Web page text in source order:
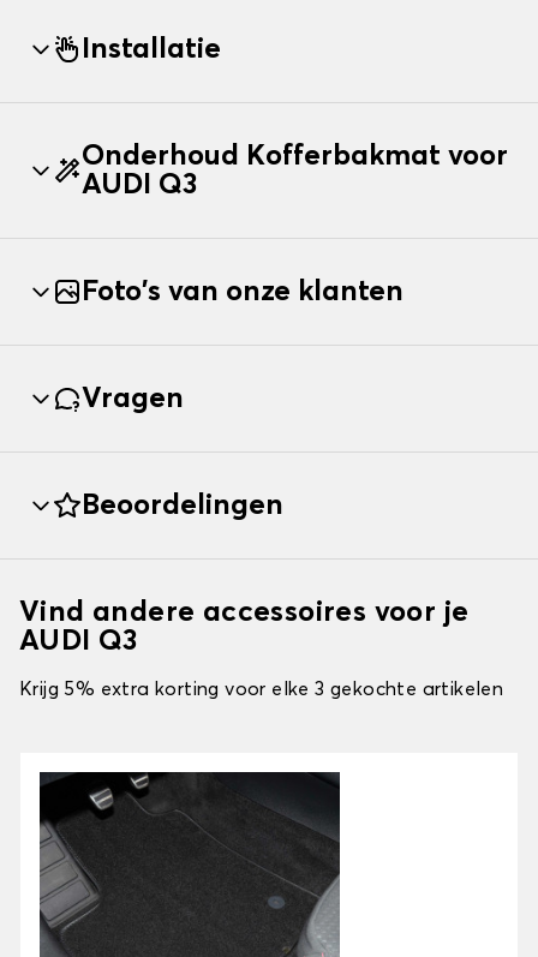
Installatie
Onderhoud Kofferbakmat voor
AUDI Q3
Foto's van onze klanten
Vragen
Beoordelingen
Vind andere accessoires voor je
AUDI Q3
Krijg 5% extra korting voor elke 3 gekochte artikelen